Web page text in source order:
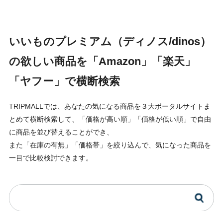
いいものプレミアム（ディノス/dinos）
の欲しい商品を「Amazon」「楽天」
「ヤフー」で横断検索
TRIPMALLでは、あなたの気になる商品を３大ポータルサイトま
とめて横断検索して、「価格が高い順」「価格が低い順」で自由
に商品を並び替えることができ、
また「在庫の有無」「価格帯」を絞り込んで、気になった商品を
一目で比較検討できます。